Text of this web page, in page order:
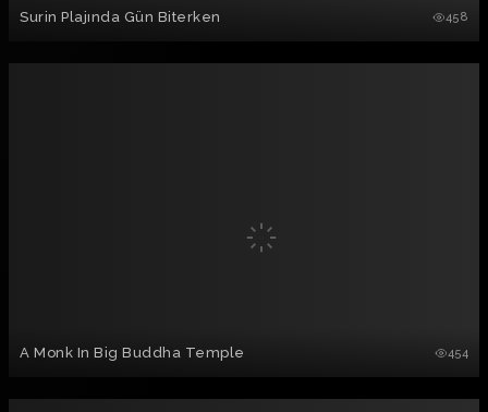
Surin Plajında Gün Biterken 458
A Monk In Big Buddha Temple 454